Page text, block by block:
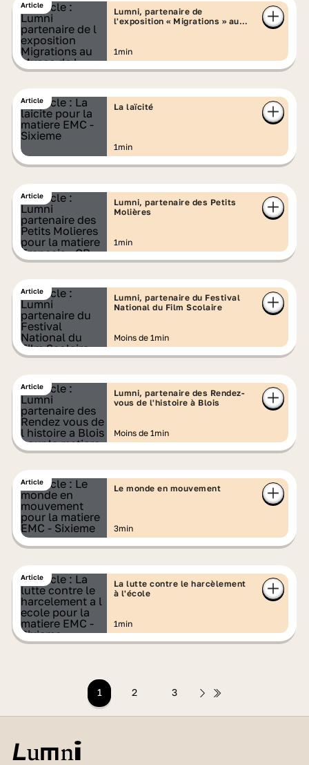
Article
Lumni, partenaire de
l'exposition « Migrations » au
1min
Article
La laïcité
1min
Article
Lumni, partenaire des Petits
Molières
1min
Article
Lumni, partenaire du Festival
National du Film Scolaire
Moins de 1min
Article
Lumni, partenaire des Rendez-
vous de l'histoire à Blois
Moins de 1min
Article
Le monde en mouvement
3min
Article
La lutte contre le harcèlement
à l'école
1min
1 2 3